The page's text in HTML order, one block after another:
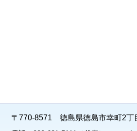
〒770-8571 徳島県徳島市幸町2丁